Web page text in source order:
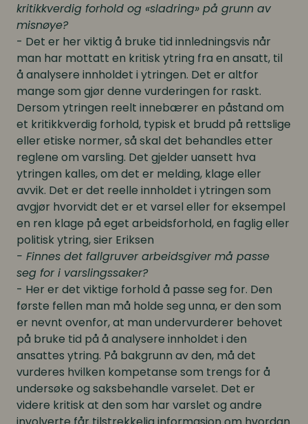
kritikkverdig forhold og «sladring» på grunn av
misnøye?
- Det er her viktig å bruke tid innledningsvis når
man har mottatt en kritisk ytring fra en ansatt, til
å analysere innholdet i ytringen. Det er altfor
mange som gjør denne vurderingen for raskt.
Dersom ytringen reelt innebærer en påstand om
et kritikkverdig forhold, typisk et brudd på rettslige
eller etiske normer, så skal det behandles etter
reglene om varsling. Det gjelder uansett hva
ytringen kalles, om det er melding, klage eller
avvik. Det er det reelle innholdet i ytringen som
avgjør hvorvidt det er et varsel eller for eksempel
en ren klage på eget arbeidsforhold, en faglig eller
politisk ytring, sier Eriksen
- Finnes det fallgruver arbeidsgiver må passe
seg for i varslingssaker?
- Her er det viktige forhold å passe seg for. Den
første fellen man må holde seg unna, er den som
er nevnt ovenfor, at man undervurderer behovet
på bruke tid på å analysere innholdet i den
ansattes ytring. På bakgrunn av den, må det
vurderes hvilken kompetanse som trengs for å
undersøke og saksbehandle varselet. Det er
videre kritisk at den som har varslet og andre